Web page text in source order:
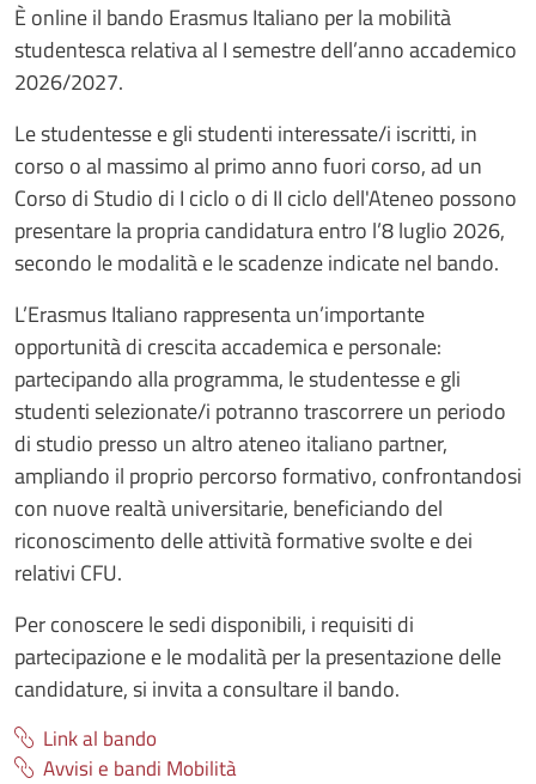
È online il bando Erasmus Italiano per la mobilità
studentesca relativa al I semestre dell’anno accademico
2026/2027.
Le studentesse e gli studenti interessate/i iscritti, in
corso o al massimo al primo anno fuori corso, ad un
Corso di Studio di I ciclo o di II ciclo dell'Ateneo possono
presentare la propria candidatura entro l’8 luglio 2026,
secondo le modalità e le scadenze indicate nel bando.
L’Erasmus Italiano rappresenta un’importante
opportunità di crescita accademica e personale:
partecipando alla programma, le studentesse e gli
studenti selezionate/i potranno trascorrere un periodo
di studio presso un altro ateneo italiano partner,
ampliando il proprio percorso formativo, confrontandosi
con nuove realtà universitarie, beneficiando del
riconoscimento delle attività formative svolte e dei
relativi CFU.
Per conoscere le sedi disponibili, i requisiti di
partecipazione e le modalità per la presentazione delle
candidature, si invita a consultare il bando.
Link al bando
Avvisi e bandi Mobilità